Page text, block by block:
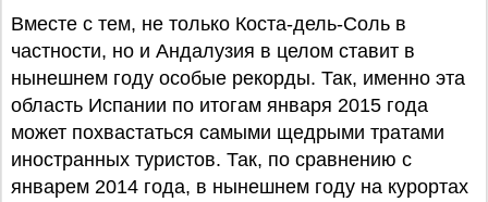
Вместе с тем, не только Коста-дель-Соль в
частности, но и Андалузия в целом ставит в
нынешнем году особые рекорды. Так, именно эта
область Испании по итогам января 2015 года
может похвастаться самыми щедрыми тратами
иностранных туристов. Так, по сравнению с
январем 2014 года, в нынешнем году на курортах